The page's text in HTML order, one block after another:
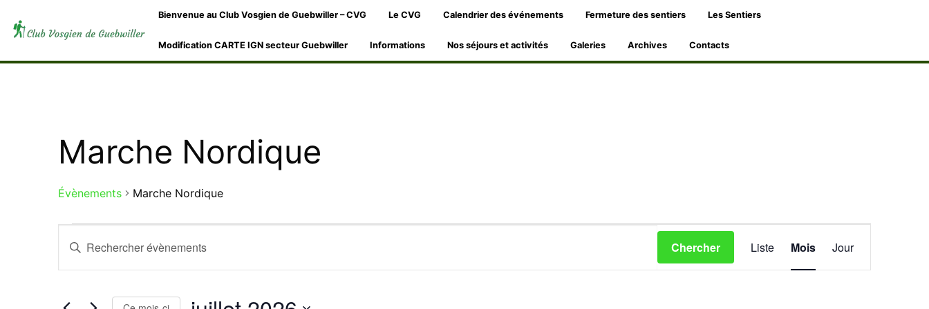
Bienvenue au Club Vosgien de Guebwiller – CVG Le CVG Calendrier des événements Fermeture des sentiers Les Sentiers
Modification CARTE IGN secteur Guebwiller Informations Nos séjours et activités Galeries Archives Contacts
Marche Nordique
Évènements Marche Nordique
Recherche
et
Saisir
Chercher
Navigation
de
Liste Mois Jour